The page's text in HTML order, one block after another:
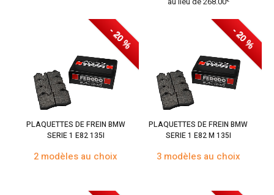
- 20 %
PLAQUETTES DE FREIN BMW
SERIE 1 E82 135I
2 modèles au choix
- 20 %
PLAQUETTES DE FREIN BMW
SERIE 1 E82 M 135I
3 modèles au choix